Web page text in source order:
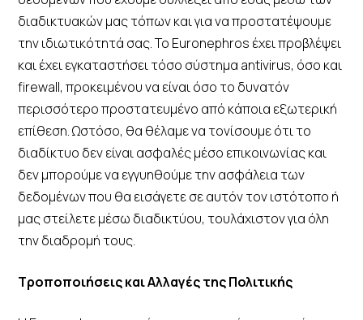
διαδικτυακών μας τόπων και για να προστατέψουμε
την ιδιωτικότητά σας. Το Euronephros έχει προβλέψει
και έχει εγκαταστήσει τόσο σύστημα antivirus, όσο και
firewall, προκειμένου να είναι όσο το δυνατόν
περισσότερο προστατευμένο από κάποια εξωτερική
επίθεση. Ωστόσο, θα θέλαμε να τονίσουμε ότι το
διαδίκτυο δεν είναι ασφαλές μέσο επικοινωνίας και
δεν μπορούμε να εγγυηθούμε την ασφάλεια των
δεδομένων που θα εισάγετε σε αυτόν τον ιστότοπο ή
μας στείλετε μέσω διαδικτύου, τουλάχιστον για όλη
την διαδρομή τους.
Τροποποιήσεις και Αλλαγές της Πολιτικής